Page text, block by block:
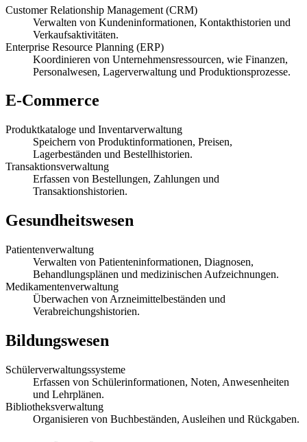
Customer Relationship Management (CRM)
Verwalten von Kundeninformationen, Kontakthistorien und
Verkaufsaktivitäten.
Enterprise Resource Planning (ERP)
Koordinieren von Unternehmensressourcen, wie Finanzen,
Personalwesen, Lagerverwaltung und Produktionsprozesse.
E-Commerce
Produktkataloge und Inventarverwaltung
Speichern von Produktinformationen, Preisen,
Lagerbeständen und Bestellhistorien.
Transaktionsverwaltung
Erfassen von Bestellungen, Zahlungen und
Transaktionshistorien.
Gesundheitswesen
Patientenverwaltung
Verwalten von Patienteninformationen, Diagnosen,
Behandlungsplänen und medizinischen Aufzeichnungen.
Medikamentenverwaltung
Überwachen von Arzneimittelbeständen und
Verabreichungshistorien.
Bildungswesen
Schülerverwaltungssysteme
Erfassen von Schülerinformationen, Noten, Anwesenheiten
und Lehrplänen.
Bibliotheksverwaltung
Organisieren von Buchbeständen, Ausleihen und Rückgaben.